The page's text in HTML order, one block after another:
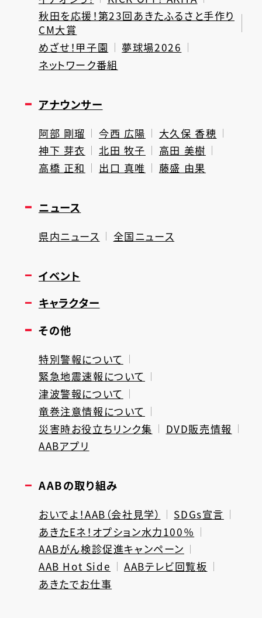
秋田を応援！第23回あきたふるさと手作り
CM大賞
めざせ！甲子園
夢球場2026
ネットワーク番組
アナウンサー
阿部 剛瑠 今西 広陽
大久保 香穂
神下 芽衣
北田 牧子
高田 美樹
高橋 正和
出口 真唯 藤盛 由果
ニュース
県内ニュース 全国ニュース
イベント
キャラクター
その他
特別警報について
緊急地震速報について
津波警報について
竜巻注意情報について
災害時お役立ちリンク集
DVD販売情報
AABアプリ
AABの取り組み
おいでよ！AAB（会社見学）
SDGs宣言
あきたEネ！オプション水力100％
AABがん検診促進キャンペーン
AAB Hot Side
AABテレビ回覧板
あきたでお仕事